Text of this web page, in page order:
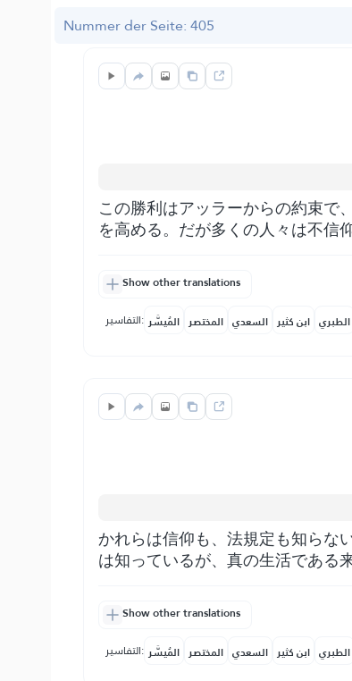
Nummer der Seite: 405
この勝利はアッラーからの約束で
を高める。だが多くの人々は不信
Show other translations
التفاسير: المُيسَّر المختصر السعدي ابن كثير الطبري
かれらは信仰も、法規定も知らな
は知っているが、真の生活である
Show other translations
التفاسير: المُيسَّر المختصر السعدي ابن كثير الطبري